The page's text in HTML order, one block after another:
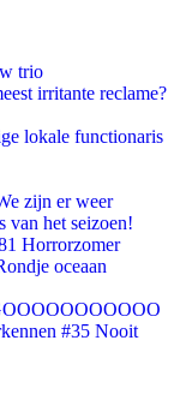
trio
irritante reclame?
lokale functionaris
zijn er weer
van het seizoen!
Horrorzomer
oceaan
#35 Nooit